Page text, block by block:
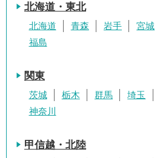
北海道・東北
北海道 青森 岩手 宮城
福島
関東
茨城 栃木 群馬 埼玉
神奈川
甲信越・北陸